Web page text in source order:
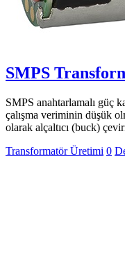
SMPS
SMPS anahtarlamalı güç
çalışma veriminin düşük
olarak alçaltıcı (buck)
Transformatör Üretimi 0